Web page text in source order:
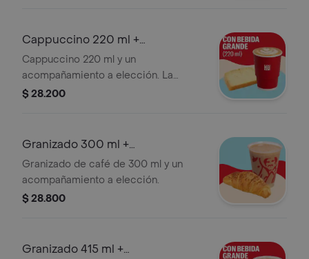
durante el transporte para pedidos a
domicilio.
Cappuccino 220 ml +
Acompañamiento
Cappuccino 220 ml y un
acompañamiento a elección. La
presentación del Cappuccino puede
durante el transporte para pedidos a
$ 28.200
Granizado 300 ml +
Acompañamiento
Granizado de café de 300 ml y un
acompañamiento a elección.
$ 28.800
Granizado 415 ml +